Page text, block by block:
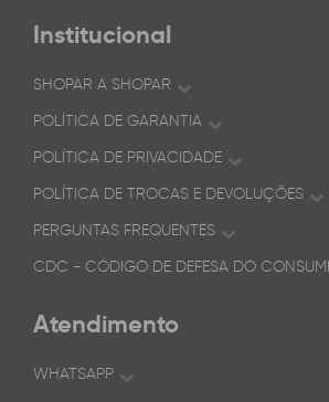
Institucional
SHOPAR A SHOPAR
POLÍTICA DE GARANTIA
POLÍTICA DE PRIVACIDADE
POLÍTICA DE TROCAS E DEVOLUÇÕES
PERGUNTAS FREQUENTES
CDC - CÓDIGO DE DEFESA DO
Atendimento
WHATSAPP